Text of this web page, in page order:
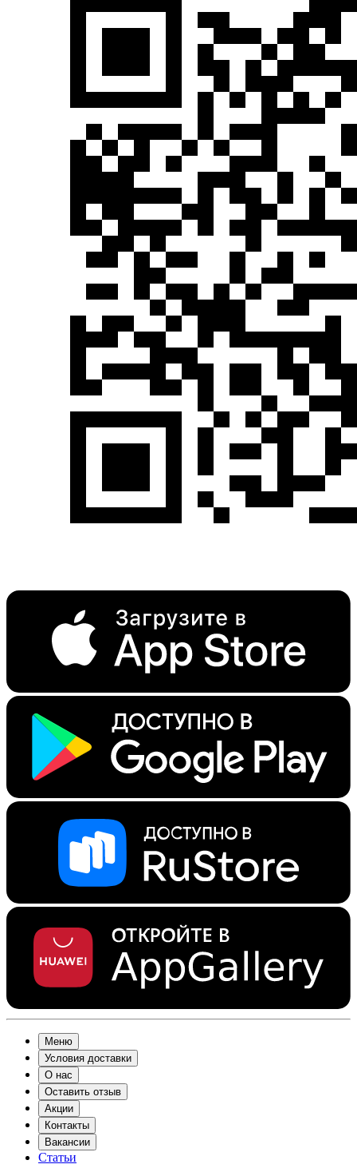
Меню
Условия доставки
О нас
Оставить отзыв
Акции
Контакты
Вакансии
Статьи